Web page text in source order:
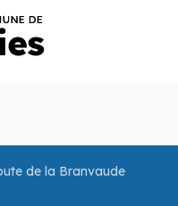
de la Branvaude